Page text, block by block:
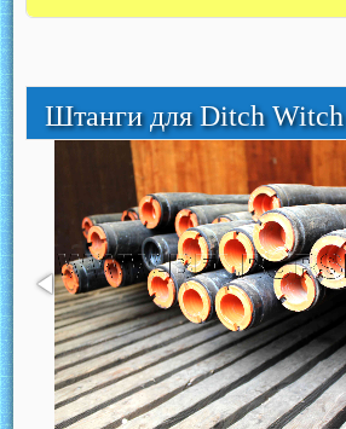
Штанги для Ditch Witch